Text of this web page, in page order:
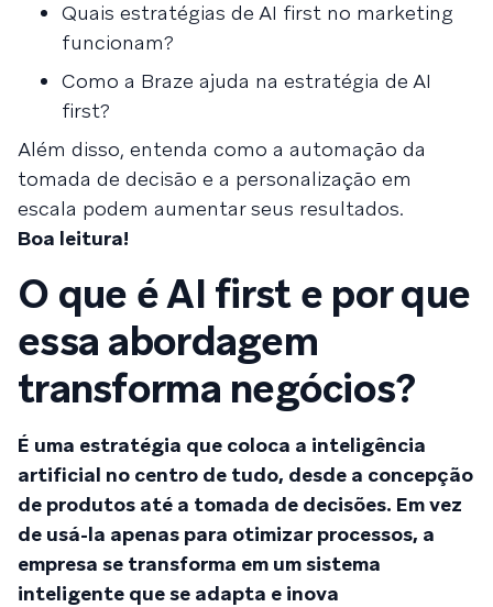
Quais estratégias de AI first no marketing
funcionam?
Como a Braze ajuda na estratégia de AI
first?
Além disso, entenda como a automação da
tomada de decisão e a personalização em
escala podem aumentar seus resultados.
Boa leitura!
O que é AI first e por que
essa abordagem
transforma negócios?
É uma estratégia que coloca a inteligência
artificial no centro de tudo, desde a concepção
de produtos até a tomada de decisões. Em vez
de usá-la apenas para otimizar processos, a
empresa se transforma em um sistema
inteligente que se adapta e inova